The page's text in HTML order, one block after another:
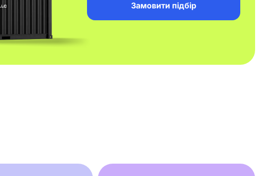
Замовити підбір